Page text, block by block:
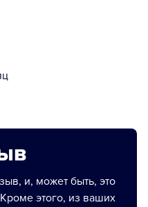
и, может быть, это
этого, из ваших